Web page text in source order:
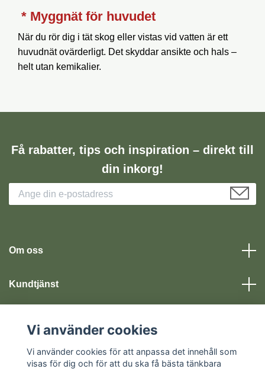
* Myggnät för huvudet
När du rör dig i tät skog eller vistas vid vatten är ett
huvudnät ovärderligt. Det skyddar ansikte och hals –
helt utan kemikalier.
Få rabatter, tips och inspiration – direkt till
din inkorg!
Om oss
Kundtjänst
Sociala medier
Vi använder cookies
Vi använder cookies för att anpassa det innehåll som
visas för dig och för att du ska få bästa tänkbara